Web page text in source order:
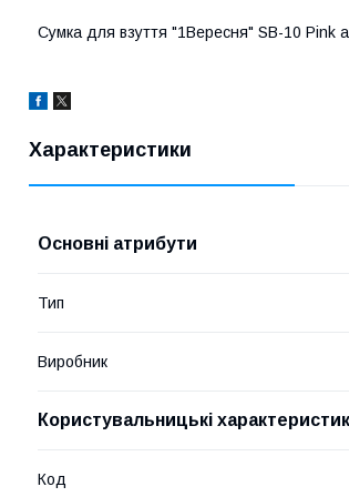
Сумка для взуття "1Вересня" SB-10 Pink
Характеристики
Основні атрибути
Тип
Виробник
Користувальницькі
Код